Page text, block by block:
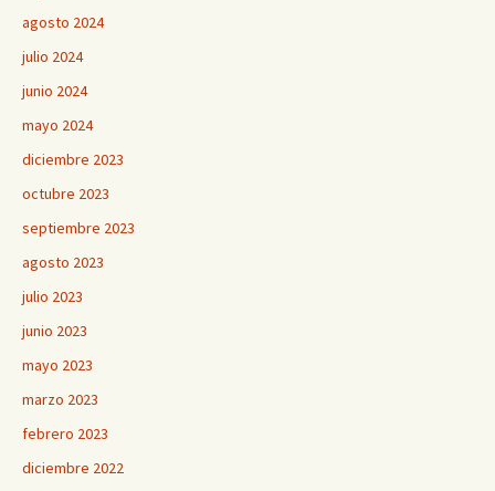
agosto 2024
julio 2024
junio 2024
mayo 2024
diciembre 2023
octubre 2023
septiembre 2023
agosto 2023
julio 2023
junio 2023
mayo 2023
marzo 2023
febrero 2023
diciembre 2022